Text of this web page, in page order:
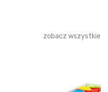
zobacz wszystkie